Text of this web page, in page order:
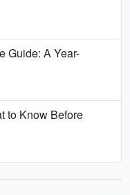
Guide: A Year-
to Know Before